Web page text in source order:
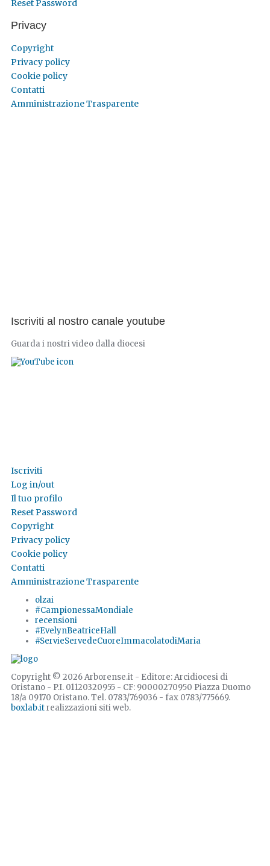
Reset Password
Privacy
Copyright
Privacy policy
Cookie policy
Contatti
Amministrazione Trasparente
Iscriviti al nostro canale youtube
Guarda i nostri video dalla diocesi
Iscriviti
Log in/out
Il tuo profilo
Reset Password
Copyright
Privacy policy
Cookie policy
Contatti
Amministrazione Trasparente
olzai
#CampionessaMondiale
recensioni
#EvelynBeatriceHall
#ServieServedeCuoreImmacolatodiMaria
Copyright © 2026 Arborense.it - Editore: Arcidiocesi di
Oristano - P.I. 01120320955 - CF: 90000270950 Piazza Duomo
18/a 09170 Oristano. Tel. 0783/769036 - fax 0783/775669.
boxlab.itrealizzazioni siti web.